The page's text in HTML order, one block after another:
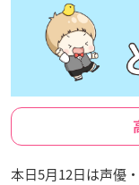
本日5月12日は声優・